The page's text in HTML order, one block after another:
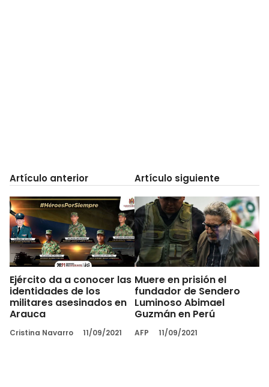
Artículo anterior
Ejército da a conocer las
identidades de los
militares asesinados en
Arauca
Cristina Navarro 11/09/2021
Artículo siguiente
Muere en prisión el
fundador de Sendero
Luminoso Abimael
Guzmán en Perú
AFP 11/09/2021